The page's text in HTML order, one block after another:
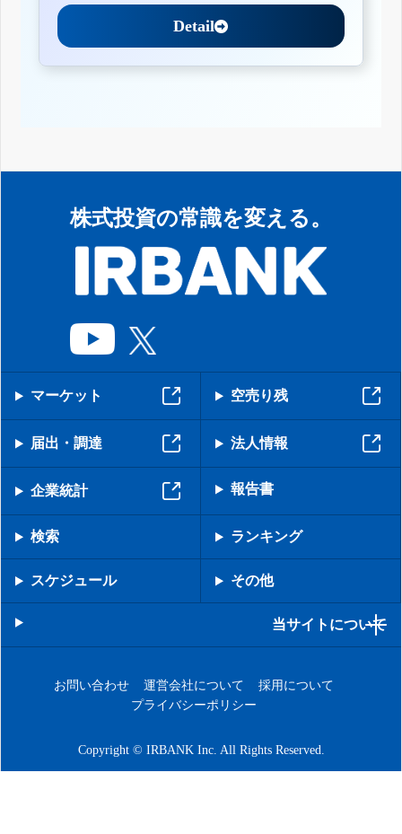
Detail
株式投資の常識を変える。
マーケット 空売り残
届出・調達 法人情報
企業統計 報告書
検索 ランキング
スケジュール その他
当サイトについて
お問い合わせ 運営会社について
採用について
プライバシーポリシー
Copyright © IRBANK Inc. All Rights Reserved.